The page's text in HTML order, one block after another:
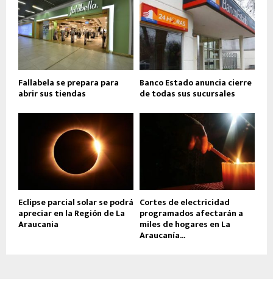
Fallabela se prepara para
abrir sus tiendas
Banco Estado anuncia cierre
de todas sus sucursales
Eclipse parcial solar se podrá
apreciar en la Región de La
Araucania
Cortes de electricidad
programados afectarán a
miles de hogares en La
Araucanía...